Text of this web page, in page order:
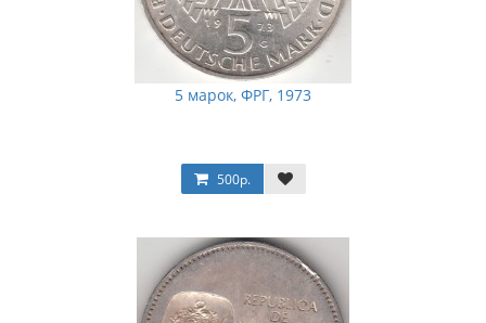
5 марок, ФРГ, 1973
500р.